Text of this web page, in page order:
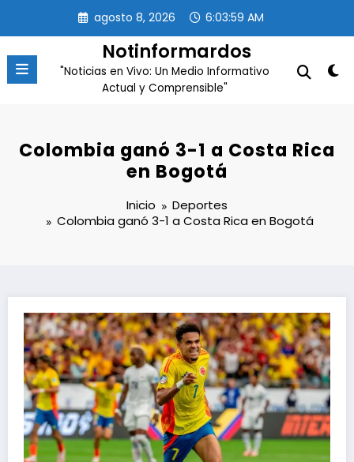
contenido
agosto 8, 2026 6:04:00 AM
Notinformardos
"Noticias en Vivo: Un Medio Informativo
Actual y Comprensible"
Colombia ganó 3-1 a Costa Rica
en Bogotá
Inicio
Deportes
Colombia ganó 3-1 a Costa Rica en Bogotá